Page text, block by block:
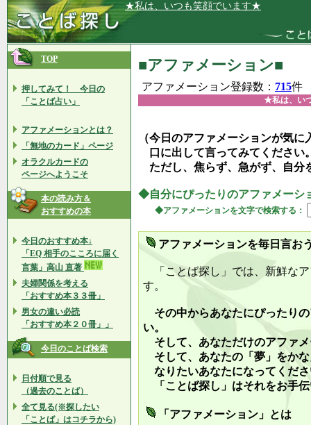
★私は、いつも笑顔でいます★
TOP
押してみて！ 今日の
「ことば占い」
アファメーションとは？
「無地のカード」ページ
オラクルカードの
ページへようこそ
本の読み方＆
おすすめの本
今日のおすすめ本↓
「EQ 相手のこころに届く
言葉」高山 直著
夫婦関係を考える
「おすすめ本３３冊」
男女の違い必読
「おすすめ本２０冊」」
今日のことば検索
日付順で見る
（過去のことば）
全て見る(※探したい
「ことば」はコチラから)
■アファメーション■
アファメーション登録数： 715件
★私は、い
（今日のアファメーションが気
口に出して言ってみてください
ただし、焦らず、急がず、自分
◆自分にぴったりのアファメーシ
◆アファメーションを文字で検索する：
アファメーションを毎日言お
「ことば探し」では、新鮮な
す。
その中からあなたにぴったり
い。
そして、あなただけのアファ
そして、あなたの「夢」をか
なりたいあなたになってくだ
「ことば探し」はそれをお手
「アファメーション」とは